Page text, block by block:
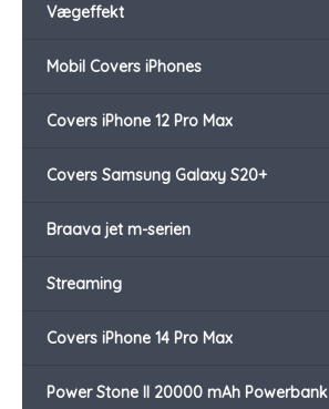
Vægeffekt
Mobil Covers iPhones
Covers iPhone 12 Pro Max
Covers Samsung Galaxy S20+
Braava jet m-serien
Streaming
Covers iPhone 14 Pro Max
Power Stone II 20000 mAh Powerbank